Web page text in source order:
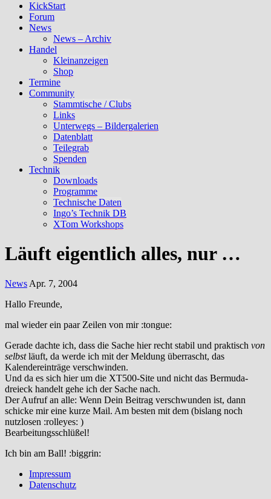
KickStart
Forum
News
News – Archiv
Handel
Kleinanzeigen
Shop
Termine
Community
Stammtische / Clubs
Links
Unterwegs – Bildergalerien
Datenblatt
Teilegrab
Spenden
Technik
Downloads
Programme
Technische Daten
Ingo’s Technik DB
XTom Workshops
Läuft eigentlich alles, nur …
News Apr. 7, 2004
Hallo Freunde,
mal wieder ein paar Zeilen von mir :tongue:
Gerade dachte ich, dass die Sache hier recht stabil und praktisch von
selbstläuft, da werde ich mit der Meldung überrascht, das
Kalendereinträge verschwinden.
Und da es sich hier um die XT500-Site und nicht das Bermuda-
dreieck handelt gehe ich der Sache nach.
Der Aufruf an alle: Wenn Dein Beitrag verschwunden ist, dann
schicke mir eine kurze Mail. Am besten mit dem (bislang noch
nutzlosen :rolleyes: )
Bearbeitungsschlüßel!
Ich bin am Ball! :biggrin:
Impressum
Datenschutz